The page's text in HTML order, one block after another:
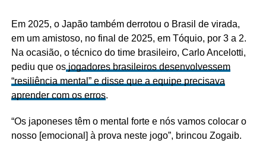
Em 2025, o Japão também derrotou o Brasil de virada,
em um amistoso, no final de 2025, em Tóquio, por 3 a 2.
Na ocasião, o técnico do time brasileiro, Carlo Ancelotti,
pediu que osjogadores brasileiros desenvolvessem
“resiliência mental” e disse que a equipe precisava
aprender com os erros.
“Os japoneses têm o mental forte e nós vamos colocar o
nosso [emocional] à prova neste jogo”, brincou Zogaib.